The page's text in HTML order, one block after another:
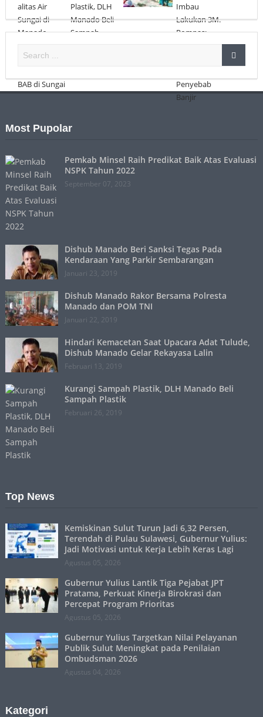
Most Pupolar
Pemkab Minsel Raih Predikat Baik Atas Evaluasi
NSPK Tahun 2022
September 07, 2023
Dishub Manado Beri Sanksi Tegas Pada
Kendaraan Yang Parkir Sembarangan
Januari 23, 2019
Dishub Manado Rakor Bersama Polresta
Manado dan POM TNI
Januari 22, 2019
Hindari Kemacetan Saat Upacara Adat Tulude,
Dishub Manado Gelar Rekayasa Lalin
Februari 13, 2019
Kurangi Sampah Plastik, DLH Manado Beli
Sampah Plastik
Februari 26, 2019
Top News
Kemiskinan Sulut Turun Jadi 6,32 Persen,
Terendah di Pulau Sulawesi, Gubernur Yulius:
Jadi Motivasi untuk Kerja Lebih Keras Lagi
Agustus 05, 2026
Gubernur Yulius Lantik Tiga Pejabat JPT
Pratama, Perkuat Kinerja Birokrasi dan
Percepat Program Prioritas
Agustus 05, 2026
Gubernur Yulius Targetkan Nilai Pelayanan
Publik Sulut Meningkat pada Penilaian
Ombudsman 2026
Agustus 04, 2026
Kategori